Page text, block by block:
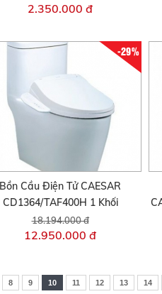
2.350.000 đ
-29%
Bồn Cầu Điện Tử CAESAR
CD1364/TAF400H 1 Khối
18.194.000 đ
12.950.000 đ
8 9 10 11 12 13 14